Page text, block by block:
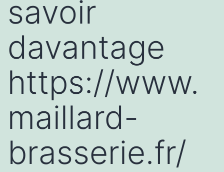
savoir
davantage
https://www.
maillard-
brasserie.fr/